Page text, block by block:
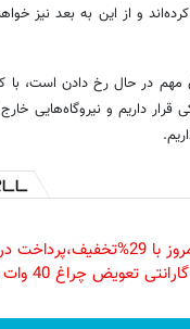
و از این به بعد نیز
مهم در حال رخ دادن است،
داریم و نیروگاه‌هایی خارج
فقط امروز با
گارانتی تعویض چراغ 40 وات بخر